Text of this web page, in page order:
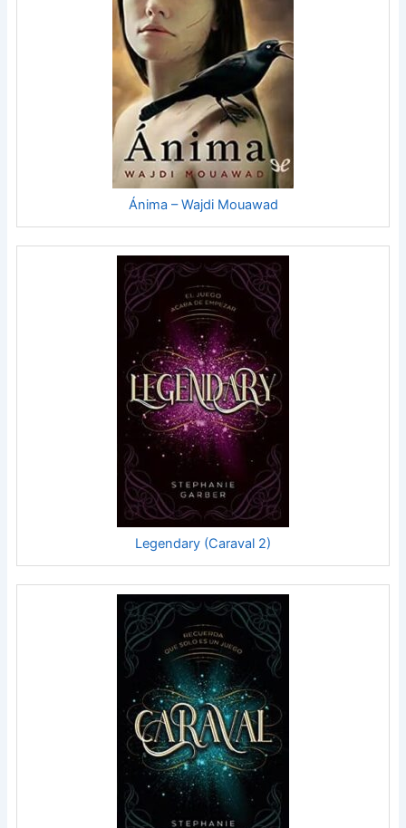
Ánima – Wajdi Mouawad
Legendary (Caraval 2)